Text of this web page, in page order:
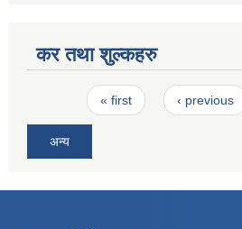
कर तथा शुल्कहरु
Pages« first ‹ previous
अन्य